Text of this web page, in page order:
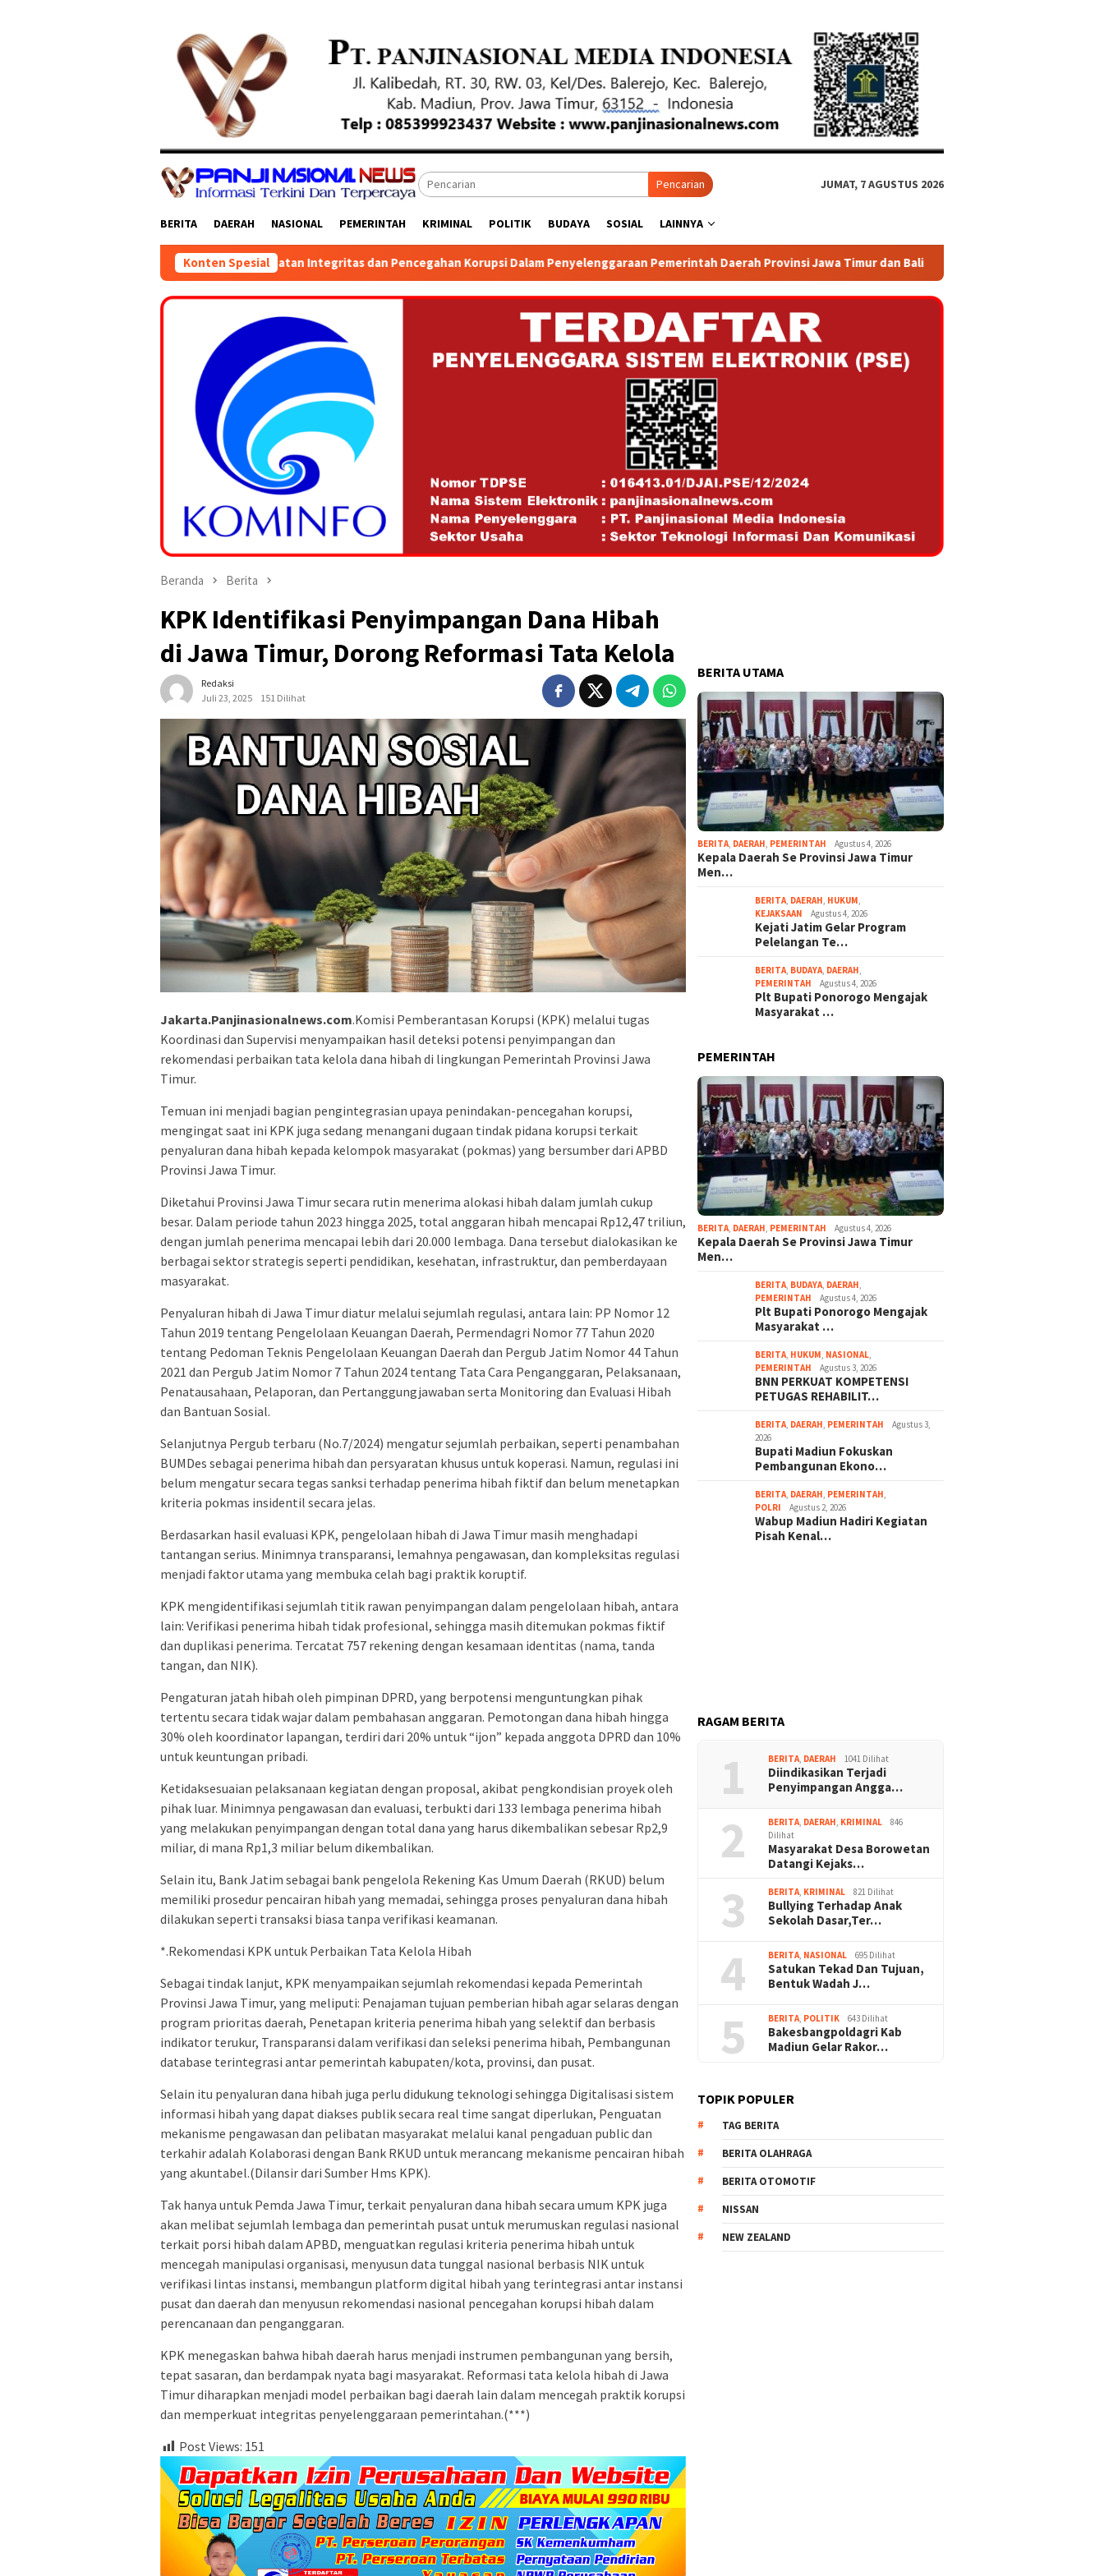
Pencarian JUMAT, 7 AGUSTUS 2026
BERITA DAERAH NASIONAL PEMERINTAH KRIMINAL POLITIK BUDAYA SOSIAL LAINNYA
Konten Spesial
Mengikuti Rakor Penguatan Integritas dan Pencegahan Korupsi Dalam Penyelenggaraan Pemerintah Daerah Provinsi Jawa Timur dan Bali Kejati Jatim Gelar Program Pelelangan
Beranda Berita
KPK Identifikasi Penyimpangan Dana Hibah
di Jawa Timur, Dorong Reformasi Tata Kelola
Redaksi
Juli 23, 2025
151 Dilihat
Jakarta.Panjinasionalnews.com.Komisi Pemberantasan Korupsi (KPK) melalui tugas
Koordinasi dan Supervisi menyampaikan hasil deteksi potensi penyimpangan dan
rekomendasi perbaikan tata kelola dana hibah di lingkungan Pemerintah Provinsi Jawa
Timur.
Temuan ini menjadi bagian pengintegrasian upaya penindakan-pencegahan korupsi,
mengingat saat ini KPK juga sedang menangani dugaan tindak pidana korupsi terkait
penyaluran dana hibah kepada kelompok masyarakat (pokmas) yang bersumber dari APBD
Provinsi Jawa Timur.
Diketahui Provinsi Jawa Timur secara rutin menerima alokasi hibah dalam jumlah cukup
besar. Dalam periode tahun 2023 hingga 2025, total anggaran hibah mencapai Rp12,47 triliun,
dengan jumlah penerima mencapai lebih dari 20.000 lembaga. Dana tersebut dialokasikan ke
berbagai sektor strategis seperti pendidikan, kesehatan, infrastruktur, dan pemberdayaan
masyarakat.
Penyaluran hibah di Jawa Timur diatur melalui sejumlah regulasi, antara lain: PP Nomor 12
Tahun 2019 tentang Pengelolaan Keuangan Daerah, Permendagri Nomor 77 Tahun 2020
tentang Pedoman Teknis Pengelolaan Keuangan Daerah dan Pergub Jatim Nomor 44 Tahun
2021 dan Pergub Jatim Nomor 7 Tahun 2024 tentang Tata Cara Penganggaran, Pelaksanaan,
Penatausahaan, Pelaporan, dan Pertanggungjawaban serta Monitoring dan Evaluasi Hibah
dan Bantuan Sosial.
Selanjutnya Pergub terbaru (No.7/2024) mengatur sejumlah perbaikan, seperti penambahan
BUMDes sebagai penerima hibah dan persyaratan khusus untuk koperasi. Namun, regulasi ini
belum mengatur secara tegas sanksi terhadap penerima hibah fiktif dan belum menetapkan
kriteria pokmas insidentil secara jelas.
Berdasarkan hasil evaluasi KPK, pengelolaan hibah di Jawa Timur masih menghadapi
tantangan serius. Minimnya transparansi, lemahnya pengawasan, dan kompleksitas regulasi
menjadi faktor utama yang membuka celah bagi praktik koruptif.
KPK mengidentifikasi sejumlah titik rawan penyimpangan dalam pengelolaan hibah, antara
lain: Verifikasi penerima hibah tidak profesional, sehingga masih ditemukan pokmas fiktif
dan duplikasi penerima. Tercatat 757 rekening dengan kesamaan identitas (nama, tanda
tangan, dan NIK).
Pengaturan jatah hibah oleh pimpinan DPRD, yang berpotensi menguntungkan pihak
tertentu secara tidak wajar dalam pembahasan anggaran. Pemotongan dana hibah hingga
30% oleh koordinator lapangan, terdiri dari 20% untuk “ijon” kepada anggota DPRD dan 10%
untuk keuntungan pribadi.
Ketidaksesuaian pelaksanaan kegiatan dengan proposal, akibat pengkondisian proyek oleh
pihak luar. Minimnya pengawasan dan evaluasi, terbukti dari 133 lembaga penerima hibah
yang melakukan penyimpangan dengan total dana yang harus dikembalikan sebesar Rp2,9
miliar, di mana Rp1,3 miliar belum dikembalikan.
Selain itu, Bank Jatim sebagai bank pengelola Rekening Kas Umum Daerah (RKUD) belum
memiliki prosedur pencairan hibah yang memadai, sehingga proses penyaluran dana hibah
dilakukan seperti transaksi biasa tanpa verifikasi keamanan.
*.Rekomendasi KPK untuk Perbaikan Tata Kelola Hibah
Sebagai tindak lanjut, KPK menyampaikan sejumlah rekomendasi kepada Pemerintah
Provinsi Jawa Timur, yang meliputi: Penajaman tujuan pemberian hibah agar selaras dengan
program prioritas daerah, Penetapan kriteria penerima hibah yang selektif dan berbasis
indikator terukur, Transparansi dalam verifikasi dan seleksi penerima hibah, Pembangunan
database terintegrasi antar pemerintah kabupaten/kota, provinsi, dan pusat.
Selain itu penyaluran dana hibah juga perlu didukung teknologi sehingga Digitalisasi sistem
informasi hibah yang dapat diakses publik secara real time sangat diperlukan, Penguatan
mekanisme pengawasan dan pelibatan masyarakat melalui kanal pengaduan public dan
terkahir adalah Kolaborasi dengan Bank RKUD untuk merancang mekanisme pencairan hibah
yang akuntabel.(Dilansir dari Sumber Hms KPK).
Tak hanya untuk Pemda Jawa Timur, terkait penyaluran dana hibah secara umum KPK juga
akan melibat sejumlah lembaga dan pemerintah pusat untuk merumuskan regulasi nasional
terkait porsi hibah dalam APBD, menguatkan regulasi kriteria penerima hibah untuk
mencegah manipulasi organisasi, menyusun data tunggal nasional berbasis NIK untuk
verifikasi lintas instansi, membangun platform digital hibah yang terintegrasi antar instansi
pusat dan daerah dan menyusun rekomendasi nasional pencegahan korupsi hibah dalam
perencanaan dan penganggaran.
KPK menegaskan bahwa hibah daerah harus menjadi instrumen pembangunan yang bersih,
tepat sasaran, dan berdampak nyata bagi masyarakat. Reformasi tata kelola hibah di Jawa
Timur diharapkan menjadi model perbaikan bagi daerah lain dalam mencegah praktik korupsi
dan memperkuat integritas penyelenggaraan pemerintahan.(***)
Post Views: 151
BERITA UTAMA
BERITA, DAERAH, PEMERINTAH Agustus 4, 2026
Kepala Daerah Se Provinsi Jawa Timur
Men…
BERITA, DAERAH, HUKUM,
KEJAKSAAN
Agustus 4, 2026
Kejati Jatim Gelar Program
Pelelangan Te…
BERITA, BUDAYA, DAERAH,
PEMERINTAH
Agustus 4, 2026
Plt Bupati Ponorogo Mengajak
Masyarakat …
PEMERINTAH
BERITA, DAERAH, PEMERINTAH Agustus 4, 2026
Kepala Daerah Se Provinsi Jawa Timur
Men…
BERITA, BUDAYA, DAERAH,
PEMERINTAH
Agustus 4, 2026
Plt Bupati Ponorogo Mengajak
Masyarakat …
BERITA, HUKUM, NASIONAL,
PEMERINTAH
Agustus 3, 2026
BNN PERKUAT KOMPETENSI
PETUGAS REHABILIT…
BERITA, DAERAH, PEMERINTAH
Agustus 3,
2026
Bupati Madiun Fokuskan
Pembangunan Ekono…
BERITA, DAERAH, PEMERINTAH,
POLRI
Agustus 2, 2026
Wabup Madiun Hadiri Kegiatan
Pisah Kenal…
RAGAM BERITA
1 BERITA, DAERAH 1041 Dilihat
Diindikasikan Terjadi
Penyimpangan Angga…
2 BERITA, DAERAH, KRIMINAL
846
Dilihat
Masyarakat Desa Borowetan
Datangi Kejaks…
3 BERITA, KRIMINAL 821 Dilihat
Bullying Terhadap Anak
Sekolah Dasar,Ter…
4 BERITA, NASIONAL 695 Dilihat
Satukan Tekad Dan Tujuan,
Bentuk Wadah J…
5 BERITA, POLITIK 643 Dilihat
Bakesbangpoldagri Kab
Madiun Gelar Rakor…
TOPIK POPULER
TAG BERITA
BERITA OLAHRAGA
BERITA OTOMOTIF
NISSAN
NEW ZEALAND